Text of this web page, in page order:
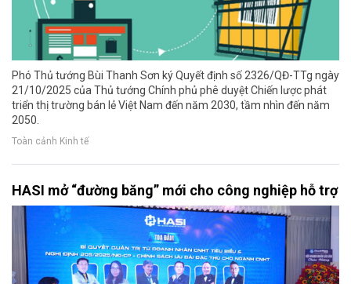
Phó Thủ tướng Bùi Thanh Sơn ký Quyết định số 2326/QĐ-TTg ngày
21/10/2025 của Thủ tướng Chính phủ phê duyệt Chiến lược phát
triển thị trường bán lẻ Việt Nam đến năm 2030, tầm nhìn đến năm
2050.
Toàn cảnh Kinh tế
HASI mở “đường băng” mới cho công nghiệp hỗ trợ